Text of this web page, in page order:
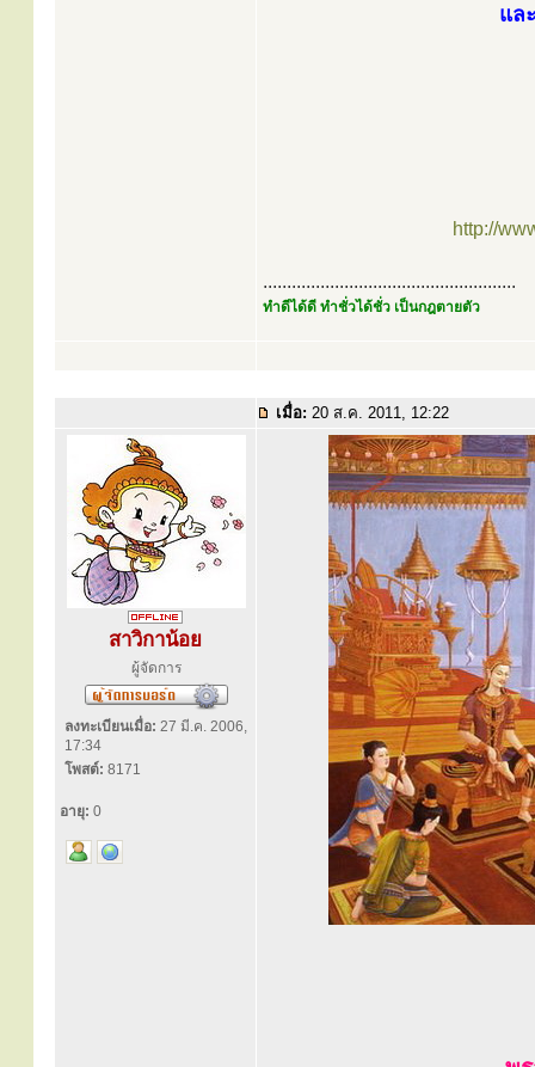
แล
http://
.....................................................
ทำดีได้ดี ทำชั่วได้ชั่ว เป็นกฎตายตัว
เมื่อ: 20 ส.ค. 2011, 12:22
สาวิกาน้อย
ผู้จัดการ
ลงทะเบียนเมื่อ: 27 มี.ค. 2006,
17:34
โพสต์: 8171
อายุ: 0